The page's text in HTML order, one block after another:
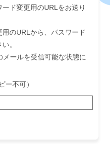
ド変更用のURLをお送り
のURLから、パスワード
。
ールを受信可能な状態に
ー不可）